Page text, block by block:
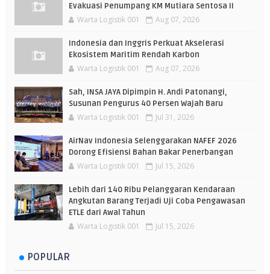
Evakuasi Penumpang KM Mutiara Sentosa II
Warta Logistik 001 Aug 07, 2026
Indonesia dan Inggris Perkuat Akselerasi
Ekosistem Maritim Rendah Karbon
Warta Logistik 001 Aug 07, 2026
Sah, INSA JAYA Dipimpin H. Andi Patonangi,
Susunan Pengurus 40 Persen Wajah Baru
Warta Logistik 001 Jul 31, 2026
AirNav Indonesia Selenggarakan NAFEF 2026
Dorong Efisiensi Bahan Bakar Penerbangan
Warta Logistik 001 Jul 15, 2026
Lebih dari 140 Ribu Pelanggaran Kendaraan
Angkutan Barang Terjadi Uji Coba Pengawasan
ETLE dari Awal Tahun
Warta Logistik 001 Jul 15, 2026
POPULAR